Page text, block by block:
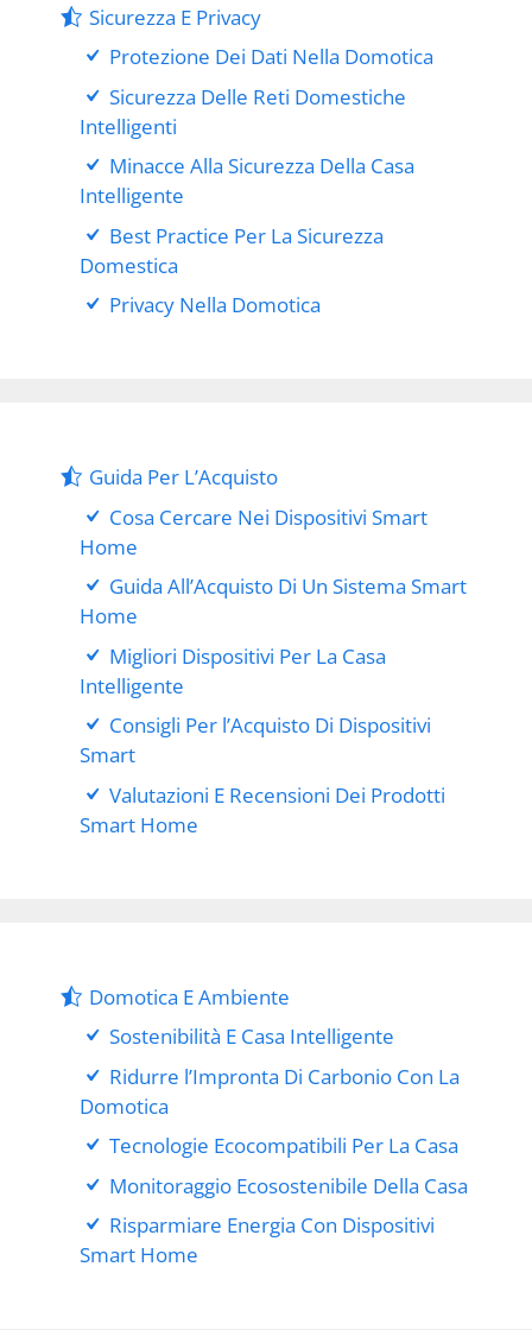
Sicurezza E Privacy
Protezione Dei Dati Nella Domotica
Sicurezza Delle Reti Domestiche
Intelligenti
Minacce Alla Sicurezza Della Casa
Intelligente
Best Practice Per La Sicurezza
Domestica
Privacy Nella Domotica
Guida Per L’Acquisto
Cosa Cercare Nei Dispositivi Smart
Home
Guida All’Acquisto Di Un Sistema Smart
Home
Migliori Dispositivi Per La Casa
Intelligente
Consigli Per l’Acquisto Di Dispositivi
Smart
Valutazioni E Recensioni Dei Prodotti
Smart Home
Domotica E Ambiente
Sostenibilità E Casa Intelligente
Ridurre l’Impronta Di Carbonio Con La
Domotica
Tecnologie Ecocompatibili Per La Casa
Monitoraggio Ecosostenibile Della Casa
Risparmiare Energia Con Dispositivi
Smart Home